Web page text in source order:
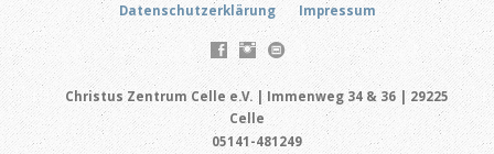
Datenschutzerklärung Impressum
Christus Zentrum Celle e.V. | Immenweg 34 & 36 | 29225
Celle
05141-481249